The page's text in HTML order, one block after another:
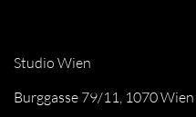
Studio Wien
Burggasse 79/11, 1070 Wien